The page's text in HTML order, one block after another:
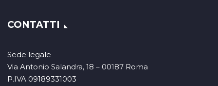
CONTATTI
Sede legale
Via Antonio Salandra, 18 – 00187 Roma
P.IVA 09189331003